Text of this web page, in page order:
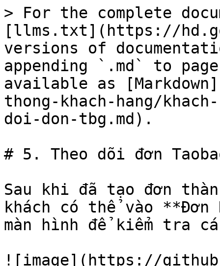
> For the complete
[llms.txt](https://
versions of
appending `.md` to
available as
thong-khach-hang/
doi-don-tbg.md).
# 5. Theo dõi đơn
Sau khi đã tạo đơn
khách có thể vào
màn hình để kiểm tra
![image](https://